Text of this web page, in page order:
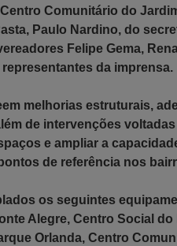
Comunitário do
Paulo Nardino, do
Felipe Gema,
da imprensa.
melhorias estruturais,
de intervenções
e ampliar a
de referência nos
os seguintes
Alegre, Centro Social
Orlanda, Centro